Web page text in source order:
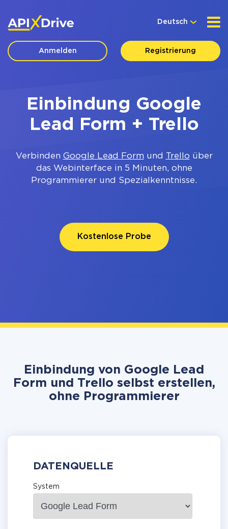
Deutsch
Anmelden Registrierung
Einbindung Google
Lead Form + Trello
Verbinden Google Lead Form und Trello über
das Webinterface in 5 Minuten, ohne
Programmierer und Spezialkenntnisse.
Kostenlose Probe
Einbindung von Google Lead
Form und Trello selbst erstellen,
ohne Programmierer
DATENQUELLE
System